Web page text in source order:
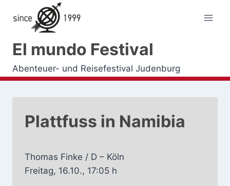
Inhalt
springen
El mundo Festival
Abenteuer- und Reisefestival Judenburg
Plattfuss in Namibia
Thomas Finke / D – Köln
Freitag, 16.10., 17:05 h